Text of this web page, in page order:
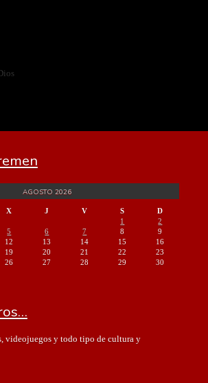
AGOSTO 2026
X J V S
D
1
2
5 6 7 8
9
12 13 14 15
16
19 20 21 22
23
26 27 28 29
30
videojuegos y todo tipo de cultura y